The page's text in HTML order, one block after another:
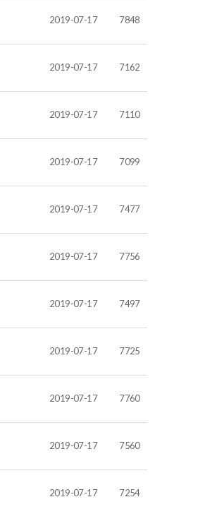
2019-07-17 7848
2019-07-17 7162
2019-07-17 7110
2019-07-17 7099
2019-07-17 7477
2019-07-17 7756
2019-07-17 7497
2019-07-17 7725
2019-07-17 7760
2019-07-17 7560
2019-07-17 7254